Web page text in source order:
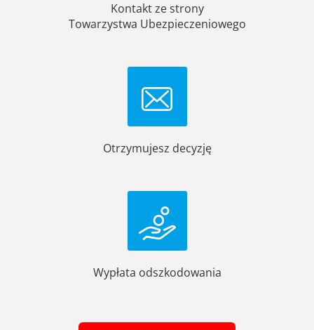
Kontakt ze strony
Towarzystwa Ubezpieczeniowego
Otrzymujesz decyzję
Wypłata odszkodowania